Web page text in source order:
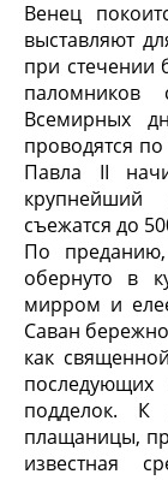
Венец
выставляют
при стечении
Всемирных
проводятся
Павла II
крупнейший
съежатся до
По
обернуто в
мирром и
Саван
как
подделок. К
плащаницы,
известная